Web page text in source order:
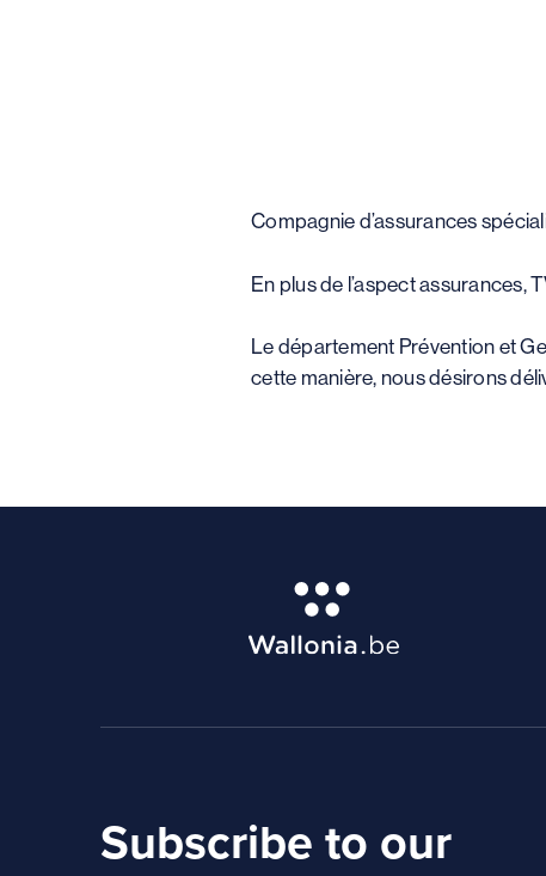
Compagnie d’assurances
En plus de l’aspect assurances,
Le département Prévention et
cette manière, nous désirons
Subscribe to our